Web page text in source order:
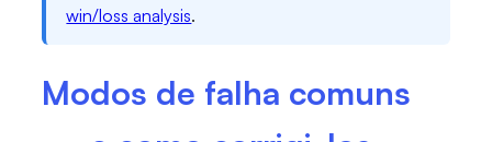
win/loss analysis.
Modos de falha comuns